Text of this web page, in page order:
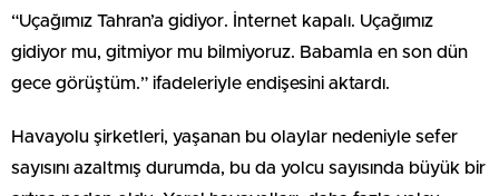
“Uçağımız Tahran’a gidiyor. İnternet kapalı. Uçağımız
gidiyor mu, gitmiyor mu bilmiyoruz. Babamla en son dün
gece görüştüm.” ifadeleriyle endişesini aktardı.
Havayolu şirketleri, yaşanan bu olaylar nedeniyle sefer
sayısını azaltmış durumda, bu da yolcu sayısında büyük bir